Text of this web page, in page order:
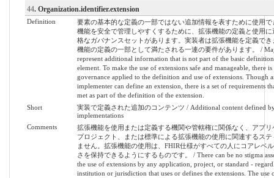
44. Organization.identifier.extension
Definition
要素の基本的な定義の一部ではない追加情報を表すために使用で
機能を安全で管理しやすくするために、拡張機能の定義と使用に
格なガバナンスセットがあります。実装者は拡張機能を定義でき
機能の定義の一部として満たされる一連の要件があります。 /
represent additional information that is not part of the basic
element. To make the use of extensions safe and manageable, there
governance applied to the definition and use of extensions. Though
implementer can define an extension, there is a set of requirements
met as part of the definition of the extension.
Short
実装で定義された追加のコンテンツ / Additional content defined
implementations
Comments
拡張機能を使用または定義する機関や管轄権に関係なく、アプリ
プロジェクト、または標準による拡張機能の使用に関連するステ
ません。拡張機能の使用は、FHIR仕様がすべての人にコアレベ
さを保持できるようにするものです。 / There can be no stigma
the use of extensions by any application, project, or standard -
institution or jurisdiction that uses or defines the extensions. The use